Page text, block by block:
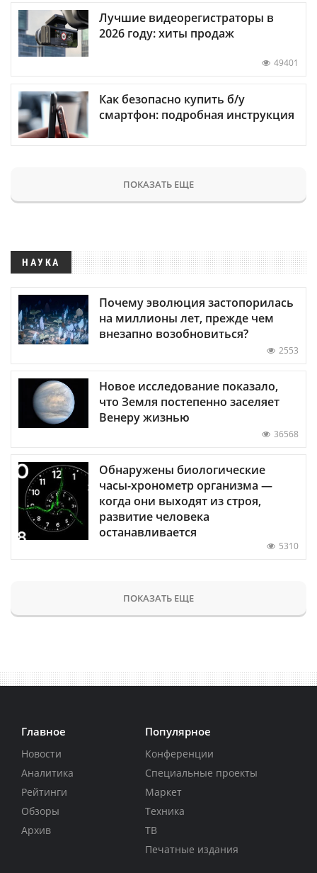
Лучшие видеорегистраторы в
2026 году: хиты продаж
49401
Как безопасно купить б/у
смартфон: подробная инструкция
ПОКАЗАТЬ ЕЩЕ
НАУКА
Почему эволюция застопорилась
на миллионы лет, прежде чем
внезапно возобновиться?
2553
Новое исследование показало,
что Земля постепенно заселяет
Венеру жизнью
36568
Обнаружены биологические
часы-хронометр организма —
когда они выходят из строя,
развитие человека
останавливается
5310
ПОКАЗАТЬ ЕЩЕ
Главное
Новости
Аналитика
Рейтинги
Обзоры
Архив
Популярное
Конференции
Специальные проекты
Маркет
Техника
ТВ
Печатные издания